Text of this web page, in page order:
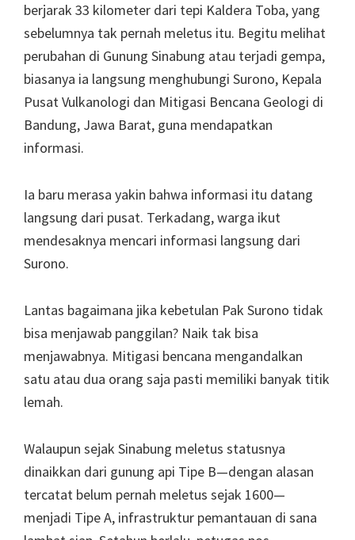
berjarak 33 kilometer dari tepi Kaldera Toba, yang
sebelumnya tak pernah meletus itu. Begitu melihat
perubahan di Gunung Sinabung atau terjadi gempa,
biasanya ia langsung menghubungi Surono, Kepala
Pusat Vulkanologi dan Mitigasi Bencana Geologi di
Bandung, Jawa Barat, guna mendapatkan
informasi.
Ia baru merasa yakin bahwa informasi itu datang
langsung dari pusat. Terkadang, warga ikut
mendesaknya mencari informasi langsung dari
Surono.
Lantas bagaimana jika kebetulan Pak Surono tidak
bisa menjawab panggilan? Naik tak bisa
menjawabnya. Mitigasi bencana mengandalkan
satu atau dua orang saja pasti memiliki banyak titik
lemah.
Walaupun sejak Sinabung meletus statusnya
dinaikkan dari gunung api Tipe B—dengan alasan
tercatat belum pernah meletus sejak 1600—
menjadi Tipe A, infrastruktur pemantauan di sana